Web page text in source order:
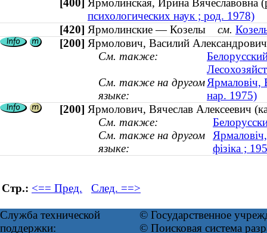
[400] Ярмолинская, Ирина
психологических наук ; род. 1978)
[420] Ярмолинские — Козелы см.
[200] Ярмолович, Василий
См. также:
См. также на другом
языке:
Ярмаловіч,
нар. 1975)
[200] Ярмолович, Вячеслав Алексеевич
См. также:
См. также на другом
языке:
фізіка ;
Стр.: <== Пред. След. ==>
Служба технической
поддержки:
© Государственное
© Поисковая система